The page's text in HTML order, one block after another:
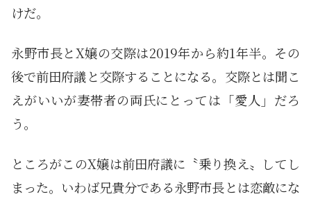
けだ。
永野市長とX嬢の交際は2019年から約1年半。その
後で前田府議と交際することになる。交際とは聞こ
えがいいが妻帯者の両氏にとっては「愛人」だろ
う。
ところがこのX嬢は前田府議に〝乗り換え〟してし
まった。いわば兄貴分である永野市長とは恋敵にな